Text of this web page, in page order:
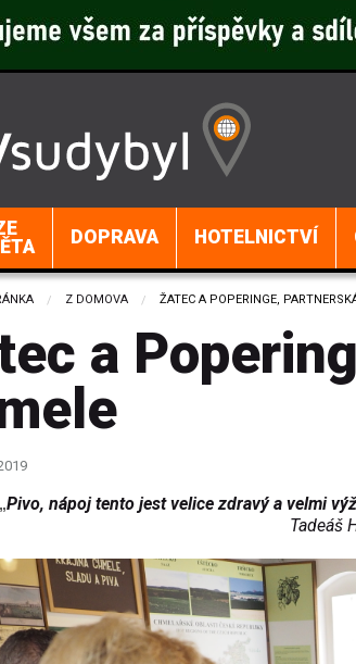
DOPRAVA HOTELNICTVÍ
Z DOMOVA CURRENT:
ŽATEC A POPERINGE,
a
Pivo, nápoj tento jest velice zdravý a velmi
Tadeáš